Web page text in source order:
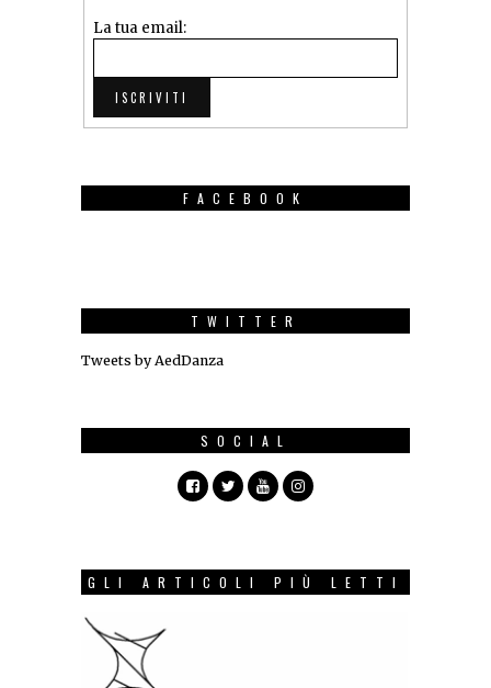
La tua email:
FACEBOOK
TWITTER
Tweets by AedDanza
SOCIAL
GLI ARTICOLI PIÙ LETTI